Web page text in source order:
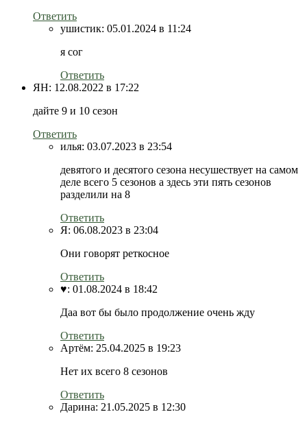
Ответить
ушистик: 05.01.2024 в 11:24
я сог
Ответить
ЯН: 12.08.2022 в 17:22
дайте 9 и 10 сезон
Ответить
илья: 03.07.2023 в 23:54
девятого и десятого сезона несушествует на самом
деле всего 5 сезонов а здесь эти пять сезонов
разделили на 8
Ответить
Я: 06.08.2023 в 23:04
Они говорят реткосное
Ответить
♥️: 01.08.2024 в 18:42
Даа вот бы было продолжение очень жду
Ответить
Артём: 25.04.2025 в 19:23
Нет их всего 8 сезонов
Ответить
Дарина: 21.05.2025 в 12:30